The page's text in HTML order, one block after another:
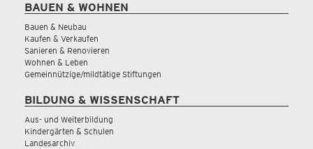
BAUEN & WOHNEN
Bauen & Neubau
Kaufen & Verkaufen
Sanieren & Renovieren
Wohnen & Leben
Gemeinnützige/mildtätige Stiftungen
BILDUNG & WISSENSCHAFT
Aus- und Weiterbildung
Kindergärten & Schulen
Landesarchiv